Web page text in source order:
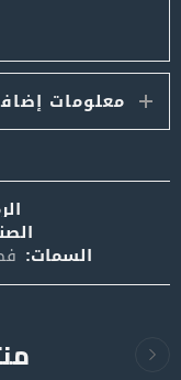
معلومات
السمات: